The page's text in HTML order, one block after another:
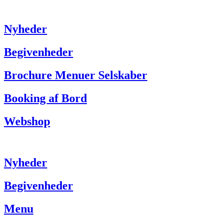
Nyheder
Begivenheder
Brochure Menuer Selskaber
Booking af Bord
Webshop
Nyheder
Begivenheder
Menu